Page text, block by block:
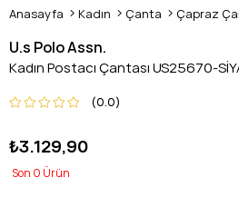
Anasayfa Kadın Çanta Çapraz
U.s Polo Assn.
Kadın Postacı Çantası US25670-
0.0
₺3.129,90
0